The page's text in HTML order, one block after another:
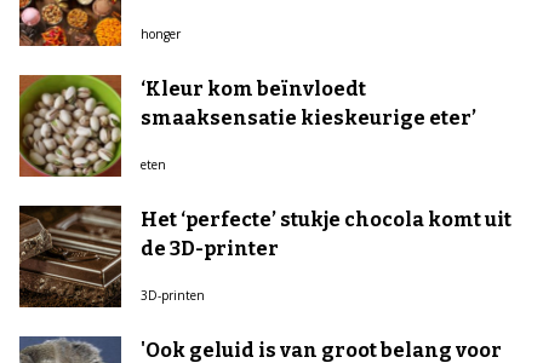
honger
‘Kleur kom beïnvloedt
smaaksensatie kieskeurige eter’
eten
Het ‘perfecte’ stukje chocola komt uit
de 3D-printer
3D-printen
'Ook geluid is van groot belang voor